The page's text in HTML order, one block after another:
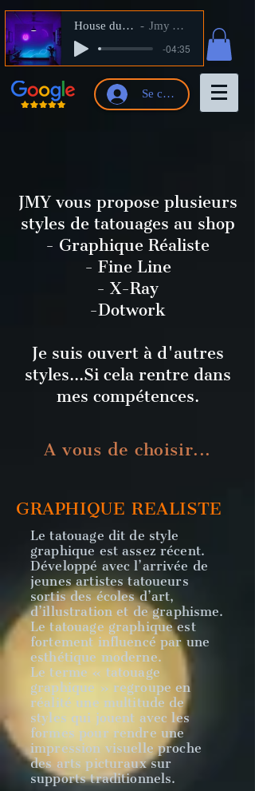
House du Shop Jmy Artiste
-04:35
Se connecter
JMY vous propose plusieurs
styles de tatouages au shop
- Graphique Réaliste
- Fine Line
- X-Ray
-Dotwork
Je suis ouvert à d'autres
styles...Si cela rentre dans
mes compétences.
A vous de choisir...
GRAPHIQUE REALISTE
Le tatouage dit de style
graphique est assez récent.
Développé avec l’arrivée de
jeunes artistes tatoueurs
sortis des écoles d’art,
d’illustration et de graphisme.
Le tatouage graphique est
fortement influencé par une
esthétique moderne.
Le terme « tatouage
graphique » regroupe en
réalité une multitude de
styles qui jouent avec les
formespour rendre une
impression visuelle proche
des arts picturaux sur
supports traditionnels.